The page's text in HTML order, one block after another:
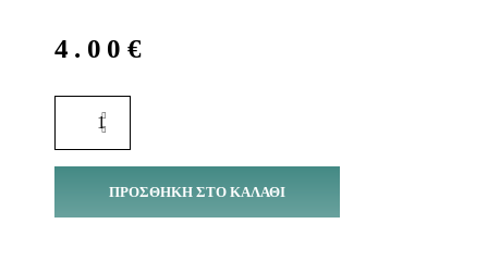
4.00 €
ΠΡΟΣΘΉΚΗ ΣΤΟ ΚΑΛΆΘΙ